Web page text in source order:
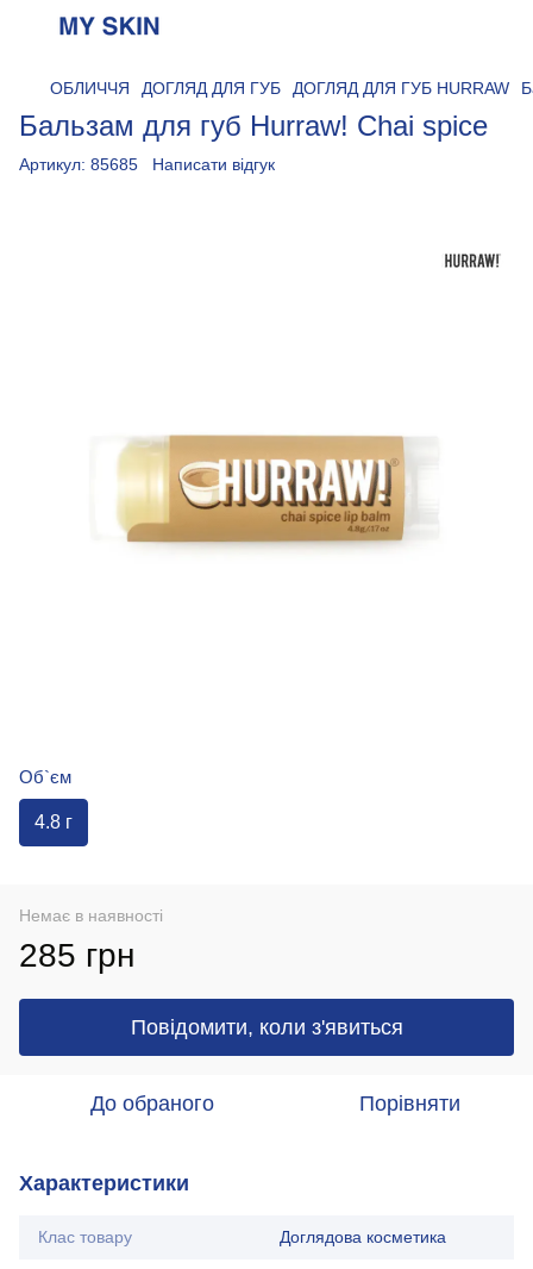
ОБЛИЧЧЯ ДОГЛЯД ДЛЯ ГУБ ДОГЛЯД ДЛЯ ГУБ HURRAW
Бальзам для губ Hurraw! Сhai spice
Артикул: 85685 Написати відгук
Об`єм
4.8 г
Немає в наявності
285 грн
Повідомити, коли з'явиться
До обраного Порівняти
Характеристики
Клас товару Доглядова косметика